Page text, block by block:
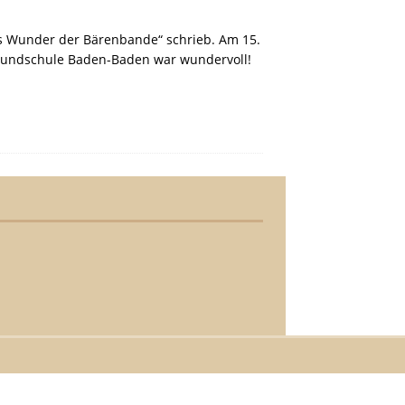
der Bärenbande“ schrieb. Am 15.
Baden-Baden war wundervoll!